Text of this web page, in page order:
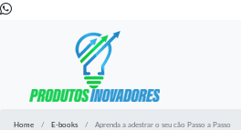
Home E-books Aprenda a adestrar o seu cão Passo a Passo